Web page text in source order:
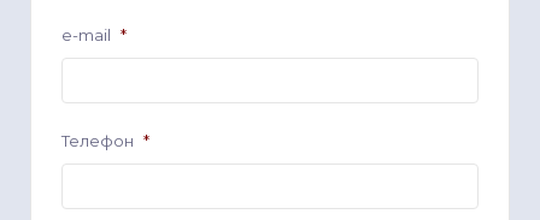
e-mail *
Телефон *